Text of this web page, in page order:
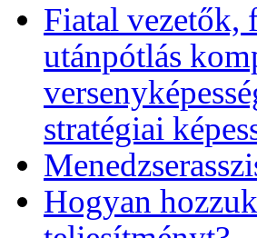
Fiatal vezetők,
utánpótlás
stratégiai
Hogyan